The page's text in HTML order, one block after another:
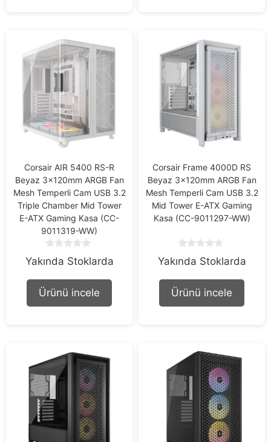
Corsair AIR 5400 RS-R
Beyaz 3x120mm ARGB Fan
Mesh Temperli Cam USB 3.2
Triple Chamber Mid Tower
E-ATX Gaming Kasa (CC-
9011319-WW)
o
o
f
Yakında Stoklarda
Ürünü incele
Corsair Frame 4000D RS
Beyaz 3x120mm ARGB Fan
Mesh Temperli Cam USB 3.2
Mid Tower E-ATX Gaming
Kasa (CC-9011297-WW)
o
o
f
Yakında Stoklarda
Ürünü incele